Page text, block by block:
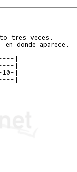
tres veces.
donde aparece.
|
|
|
|